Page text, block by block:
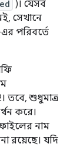
)। যেসব
সেখানে
পরিবর্তে
তবে, শুধুমাত্র
করে।
নাম
রয়েছে। যদি